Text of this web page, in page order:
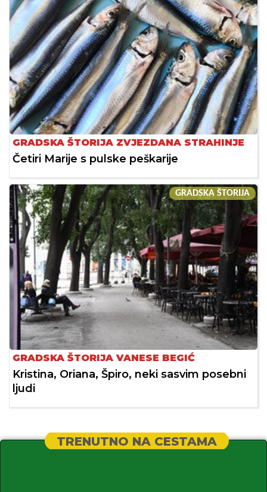
GRADSKA ŠTORIJA ZVJEZDANA STRAHINJE
Četiri Marije s pulske peškarije
GRADSKA ŠTORIJA
GRADSKA ŠTORIJA VANESE BEGIĆ
Kristina, Oriana, Špiro, neki sasvim posebni
ljudi
TRENUTNO NA CESTAMA